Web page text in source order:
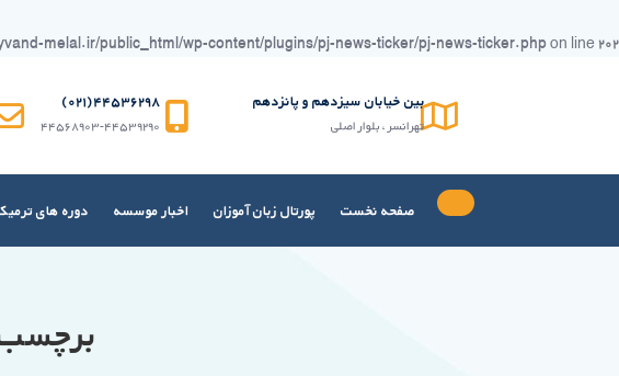
melal.ir/public_html/wp-content/plugins/pj-news-ticker/pj-news-ticker.php on line ۲۰۲
بین خیابان سیزدهم و پانزدهم
تهرانسر ، بلوار اصلی
۴۴۵۳۶۲۹۸(۰۲۱)
۴۴۵۶۸۹۰۳-۴۴۵۳۹۲۹۰
صفحه نخست پورتال زبان آموزان اخبار موسسه دوره های